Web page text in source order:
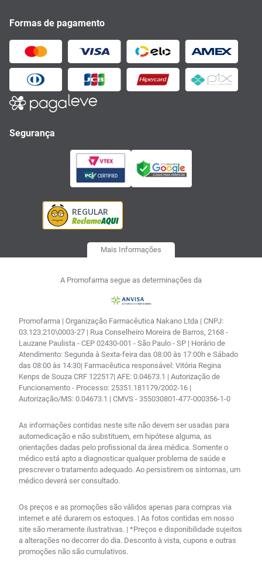
Formas de pagamento
Segurança
Mais Informações
A Promofarma segue as determinações da
Promofarma | Organização Farmacêutica Nakano Ltda | CNPJ:
03.123.210\0003-27 | Rua Conselheiro Moreira de Barros, 2168 -
Lauzane Paulista - CEP 02430-001 - São Paulo - SP | Horário de
Atendimento: Segunda à Sexta-feira das 08:00 às 17:00h e Sábado
das 08:00 às 14:30| Farmacêutica responsável: Vitória Regina
Kenps de Souza CRF 122517| AFE: 0.04673.1 | Autorização de
Funcionamento - Processo: 25351.181179/2002-16 |
Autorização/MS: 0.04673.1 | CMVS - 355030801-477-000356-1-0
As informações contidas neste site não devem ser usadas para
automedicação e não substituem, em hipótese alguma, as
orientações dadas pelo profissional da área médica. Somente o
médico está apto a diagnosticar qualquer problema de saúde e
prescrever o tratamento adequado. Ao persistirem os sintomas, um
médico deverá ser consultado.
Os preços e as promoções são válidos apenas para compras via
internet e até durarem os estoques. | As fotos contidas em nosso
site são meramente ilustrativas. | *Preços e disponibilidade sujeitos
a alterações no decorrer do dia. Desconto à vista, cupons e outras
promoções não são cumulativos.